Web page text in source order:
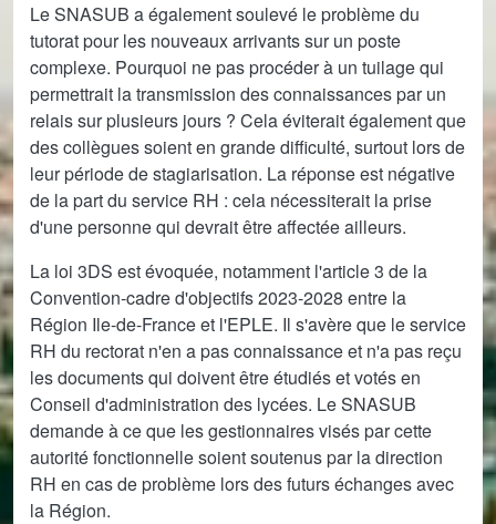
Le SNASUB a également soulevé le problème du
tutorat pour les nouveaux arrivants sur un poste
complexe. Pourquoi ne pas procéder à un tuilage qui
permettrait la transmission des connaissances par un
relais sur plusieurs jours ? Cela éviterait également que
des collègues soient en grande difficulté, surtout lors de
leur période de stagiarisation. La réponse est négative
de la part du service RH : cela nécessiterait la prise
d'une personne qui devrait être affectée ailleurs.
La loi 3DS est évoquée, notamment l'article 3 de la
Convention-cadre d'objectifs 2023-2028 entre la
Région Ile-de-France et l'EPLE. Il s'avère que le service
RH du rectorat n'en a pas connaissance et n'a pas reçu
les documents qui doivent être étudiés et votés en
Conseil d'administration des lycées. Le SNASUB
demande à ce que les gestionnaires visés par cette
autorité fonctionnelle soient soutenus par la direction
RH en cas de problème lors des futurs échanges avec
la Région.